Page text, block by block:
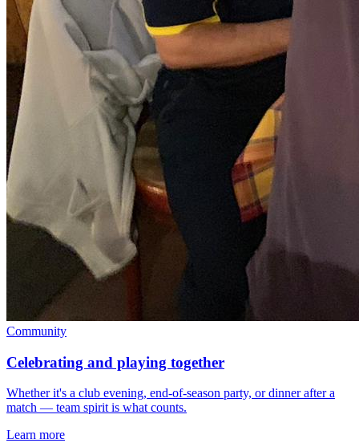
Community
Celebrating and playing together
Whether it's a club evening, end-of-season party, or dinner after a
match — team spirit is what counts.
Learn more